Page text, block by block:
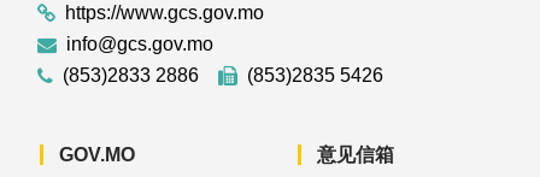
https://www.gcs.gov.mo
info@gcs.gov.mo
(853)2833 2886
(853)2835 5426
GOV.MO 意见信箱